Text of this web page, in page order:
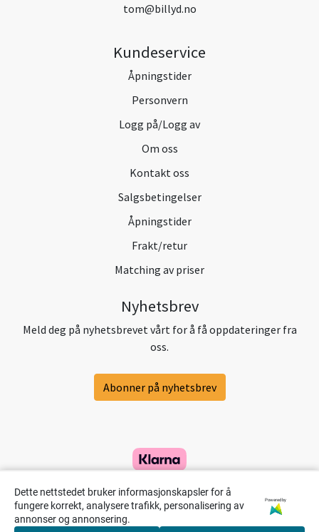
tom@billyd.no
Kundeservice
Åpningstider
Personvern
Logg på/Logg av
Om oss
Kontakt oss
Salgsbetingelser
Åpningstider
Frakt/retur
Matching av priser
Nyhetsbrev
Meld deg på nyhetsbrevet vårt for å få oppdateringer fra
oss.
Abonner på nyhetsbrev
Dette nettstedet bruker informasjonskapsler for å
fungere korrekt, analysere trafikk, personalisering av
annonser og annonsering.
Powered by